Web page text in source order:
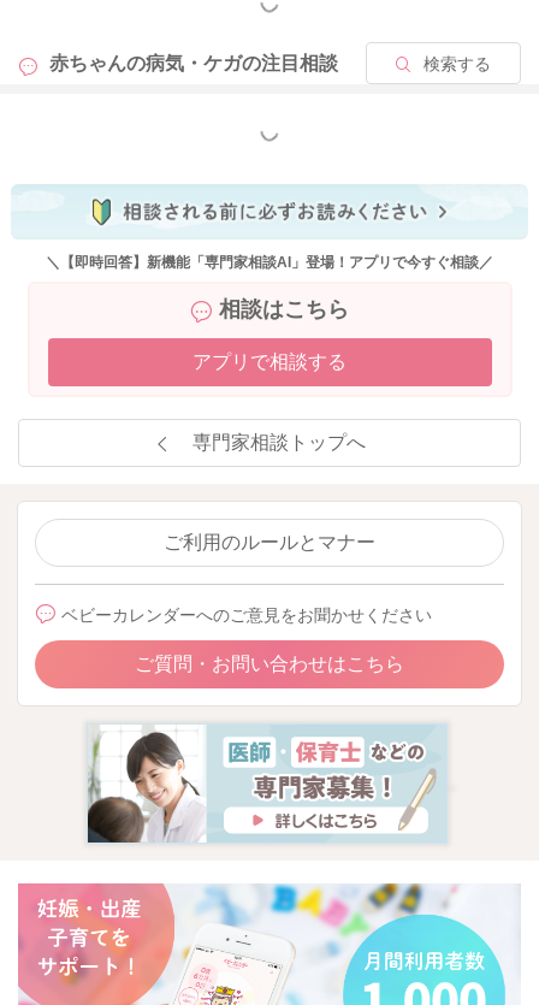
赤ちゃんの病気・ケガの注目相談 検索する
もっと見る
＼【即時回答】新機能「専門家相談AI」登場！アプリで今すぐ相談／
相談はこちら
アプリで相談する
専門家相談トップへ
ご利用のルールとマナー
ベビーカレンダーへのご意見をお聞かせください
ご質問・お問い合わせはこちら